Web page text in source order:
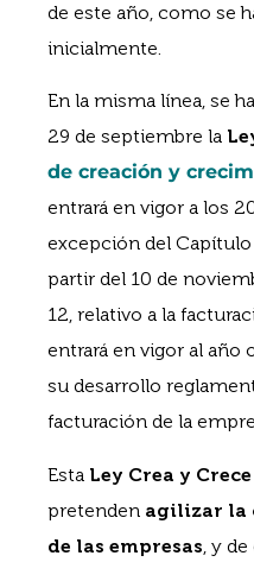
de este año, como se
inicialmente.
En la misma línea, se
29 de septiembre la
de creación y
entrará en vigor a los
excepción del Capítulo
partir del 10 de
12, relativo a la
entrará en vigor al año
su desarrollo
facturación de la
Esta Ley Crea y Crece
pretenden agilizar la
de las empresas , y